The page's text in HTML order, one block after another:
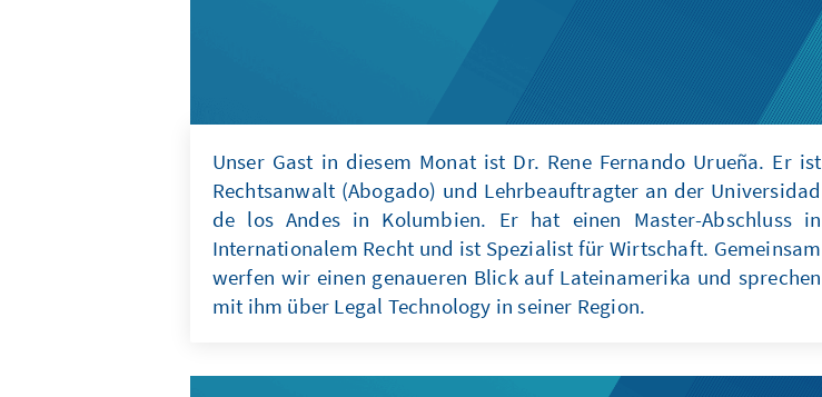
Unser Gast in diesem Monat ist Dr. Rene Fernando Urueña. Er ist
Rechtsanwalt (Abogado) und Lehrbeauftragter an der Universidad
de los Andes in Kolumbien. Er hat einen Master-Abschluss in
Internationalem Recht und ist Spezialist für Wirtschaft. Gemeinsam
werfen wir einen genaueren Blick auf Lateinamerika und sprechen
mit ihm über Legal Technology in seiner Region.